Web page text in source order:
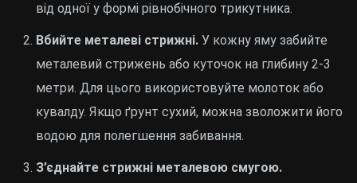
від одної у формі рівнобічного трикутника.
Вбийте металеві стрижні. У кожну яму забийте
металевий стрижень або куточок на глибину 2-3
метри. Для цього використовуйте молоток або
кувалду. Якщо ґрунт сухий, можна зволожити його
водою для полегшення забивання.
З’єднайте стрижні металевою смугою.